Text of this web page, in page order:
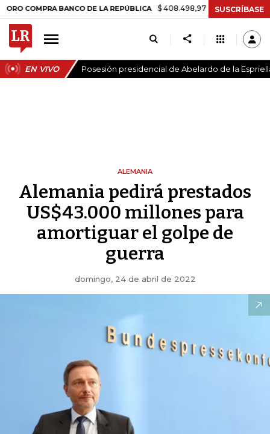
BANCO DE LA REPÚBLICA $ 408.498,97 +$ 8.753,81 +2,19%
SUSCRÍBASE
EN VIVO Posesión presidencial de Abelardo de la
ALEMANIA
Alemania pedirá prestados
US$43.000 millones para
amortiguar el golpe de
guerra
domingo, 24 de abril de 2022